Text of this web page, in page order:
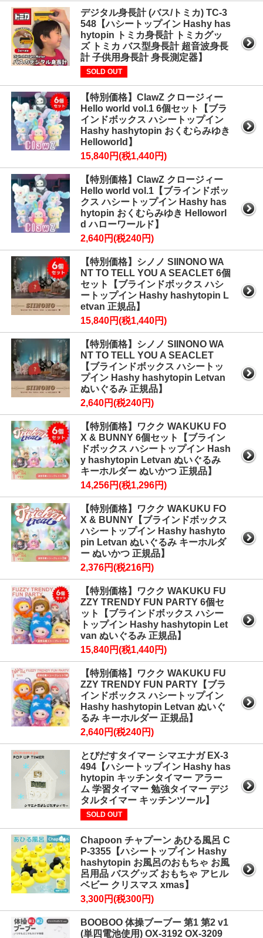
デジタル身長計 (バス/トミカ) TC-3
548【ハシートップイン Hashy has
hytopin トミカ身長計 トミカグッ
ズ トミカ バス型身長計 超音波身長
計 子供用身長計 身長測定器】
SOLD OUT
【特別価格】ClawZ クロージィー
Hello world vol.1 6個セット【ブラ
インドボックス ハシートップイン
Hashy hashytopin おくむらみゆき
Helloworld】
15,840円(税1,440円)
【特別価格】ClawZ クロージィー
Hello world vol.1【ブラインドボッ
クス ハシートップイン Hashy has
hytopin おくむらみゆき Helloworl
d ハローワールド】
2,640円(税240円)
【特別価格】シノノ SIINONO WA
NT TO TELL YOU A SEACLET 6個
セット【ブラインドボックス ハシ
ートップイン Hashy hashytopin L
etvan 正規品】
15,840円(税1,440円)
【特別価格】シノノ SIINONO WA
NT TO TELL YOU A SEACLET
【ブラインドボックス ハシートッ
プイン Hashy hashytopin Letvan
ぬいぐるみ 正規品】
2,640円(税240円)
【特別価格】ワクク WAKUKU FO
X & BUNNY 6個セット【ブライン
ドボックス ハシートップイン Hash
y hashytopin Letvan ぬいぐるみ
キーホルダー ぬいかつ 正規品】
14,256円(税1,296円)
【特別価格】ワクク WAKUKU FO
X & BUNNY【ブラインドボックス
ハシートップイン Hashy hashyto
pin Letvan ぬいぐるみ キーホルダ
ー ぬいかつ 正規品】
2,376円(税216円)
【特別価格】ワクク WAKUKU FU
ZZY TRENDY FUN PARTY 6個セ
ット【ブラインドボックス ハシー
トップイン Hashy hashytopin Let
van ぬいぐるみ 正規品】
15,840円(税1,440円)
【特別価格】ワクク WAKUKU FU
ZZY TRENDY FUN PARTY【ブラ
インドボックス ハシートップイン
Hashy hashytopin Letvan ぬいぐ
るみ キーホルダー 正規品】
2,640円(税240円)
とびだすタイマー シマエナガ EX-3
494【ハシートップイン Hashy has
hytopin キッチンタイマー アラー
ム 学習タイマー 勉強タイマー デジ
タルタイマー キッチンツール】
SOLD OUT
Chapoon チャプーン あひる風呂 C
P-3355【ハシートップイン Hashy
hashytopin お風呂のおもちゃ お風
呂用品 バスグッズ おもちゃ アヒル
ベビー クリスマス xmas】
3,300円(税300円)
BOOBOO 体操ブーブー 第1 第2 v1
(単四電池使用) OX-3192 OX-3209